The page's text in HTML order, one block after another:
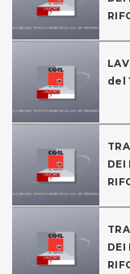
del
DEI
DEI